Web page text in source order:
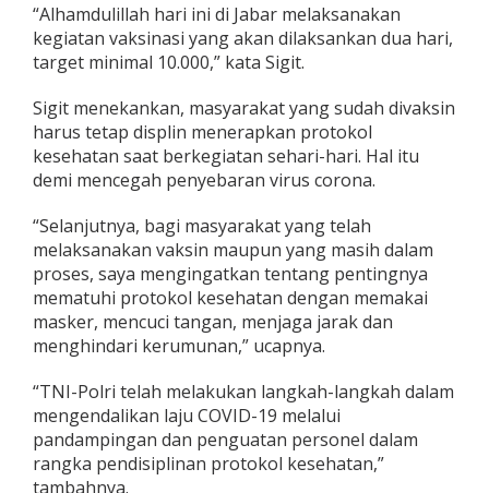
“Alhamdulillah hari ini di Jabar melaksanakan
kegiatan vaksinasi yang akan dilaksankan dua hari,
target minimal 10.000,” kata Sigit.
Sigit menekankan, masyarakat yang sudah divaksin
harus tetap displin menerapkan protokol
kesehatan saat berkegiatan sehari-hari. Hal itu
demi mencegah penyebaran virus corona.
“Selanjutnya, bagi masyarakat yang telah
melaksanakan vaksin maupun yang masih dalam
proses, saya mengingatkan tentang pentingnya
mematuhi protokol kesehatan dengan memakai
masker, mencuci tangan, menjaga jarak dan
menghindari kerumunan,” ucapnya.
“TNI-Polri telah melakukan langkah-langkah dalam
mengendalikan laju COVID-19 melalui
pandampingan dan penguatan personel dalam
rangka pendisiplinan protokol kesehatan,”
tambahnya.